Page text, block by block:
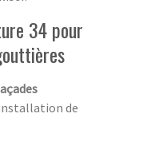
34 pour
de